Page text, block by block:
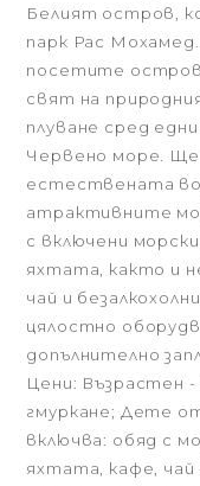
Белият остров,
парк Рас
посетите
свят на
плуване сред
Червено море. Ще
естествената
атрактивните
с включени
яхтата, както и
чай и
цялостно
допълнително
Цени: Възрастен -
гмуркане; Дете от
включва: обяд с
яхтата, кафе, чай